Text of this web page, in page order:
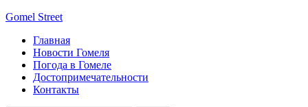
Gomel Street
Главная
Новости Гомеля
Погода в Гомеле
Достопримечательности
Контакты